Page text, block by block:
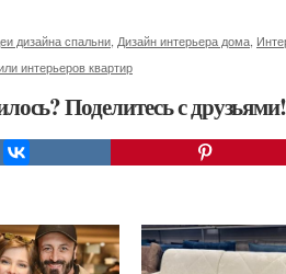
дизайна спальни Дизайн интерьера дома
интерьеров квартир
Поделитесь с друзьями!